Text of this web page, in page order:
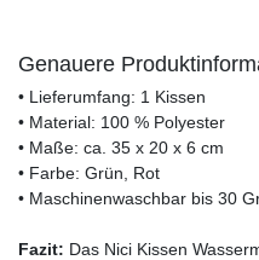
Genauere
• Lieferumfang: 1 Kissen
• Material: 100 % Polyester
• Maße: ca. 35 x 20 x 6 cm
• Farbe: Grün, Rot
• Maschinenwaschbar bis 30
Fazit: Das Nici Kissen